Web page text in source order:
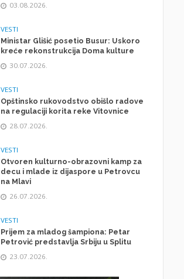
03.08.2026.
VESTI
Ministar Glišić posetio Busur: Uskoro
kreće rekonstrukcija Doma kulture
30.07.2026.
VESTI
Opštinsko rukovodstvo obišlo radove
na regulaciji korita reke Vitovnice
28.07.2026.
VESTI
Otvoren kulturno-obrazovni kamp za
decu i mlade iz dijaspore u Petrovcu
na Mlavi
26.07.2026.
VESTI
Prijem za mladog šampiona: Petar
Petrović predstavlja Srbiju u Splitu
23.07.2026.